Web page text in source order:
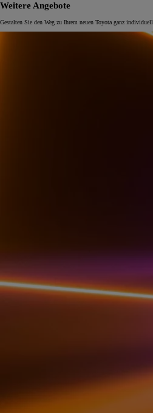
Weitere Angebote
Gestalten Sie den Weg zu Ihrem neuen Toyota ganz individuell.